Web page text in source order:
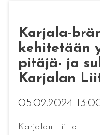
Karjala-
kehitetään
pitäjä- ja
Karjalan
05.02.2024
Karjalan Liitto